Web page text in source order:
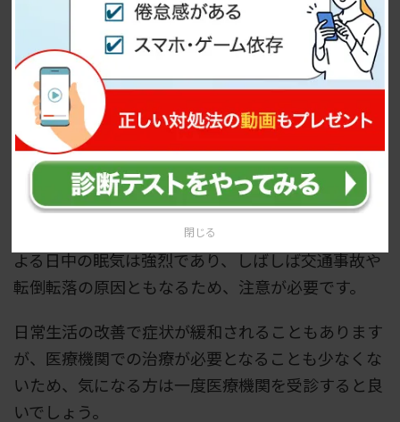
閉じる
一日中眠い時は、過眠症に罹患している可能性があ
ります。過眠症とは十分な睡眠時間を確保している
にも関わらず、日中に耐えられない眠気に襲われる
疾患の総称です。
過眠症はその症状や原因の違いによって、ナルコレ
プシー・特発性過眠症・反復性過眠症(クライネ-レ
ビン症候群)などに細分化されます。これらの疾患に
よる日中の眠気は強烈であり、しばしば交通事故や
転倒転落の原因ともなるため、注意が必要です。
日常生活の改善で症状が緩和されることもあります
が、医療機関での治療が必要となることも少なくな
いため、気になる方は一度医療機関を受診すると良
いでしょう。